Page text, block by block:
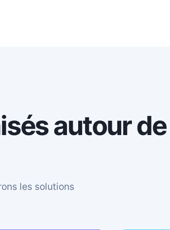
autour
les solutions